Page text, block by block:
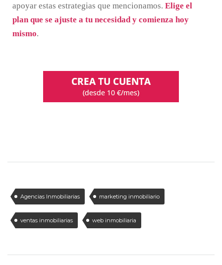
apoyar estas estrategias que mencionamos. Elige el
plan que se ajuste a tu necesidad y comienza hoy
mismo.
Agencias Inmobiliarias marketing inmobiliario
ventas inmobiliarias web inmobiliaria